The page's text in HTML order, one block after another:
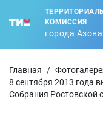
КОМИССИЯ
города Азова
Главная /
8 сентября 2013 года
Собрания Ростовской